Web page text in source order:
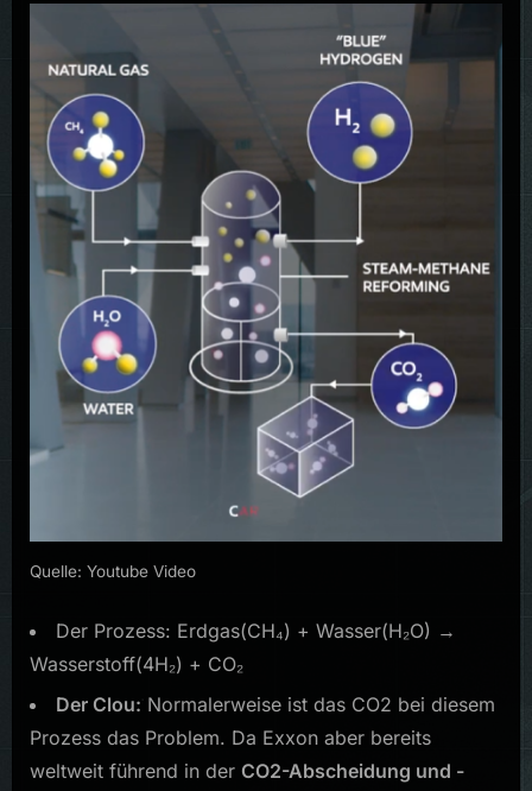
Quelle: Youtube Video
Der Prozess: Erdgas(CH₄) + Wasser(H₂O) →
Wasserstoff(4H₂) + CO₂
Der Clou: Normalerweise ist das CO2 bei diesem
Prozess das Problem. Da Exxon aber bereits
weltweit führend in der CO2-Abscheidung und -